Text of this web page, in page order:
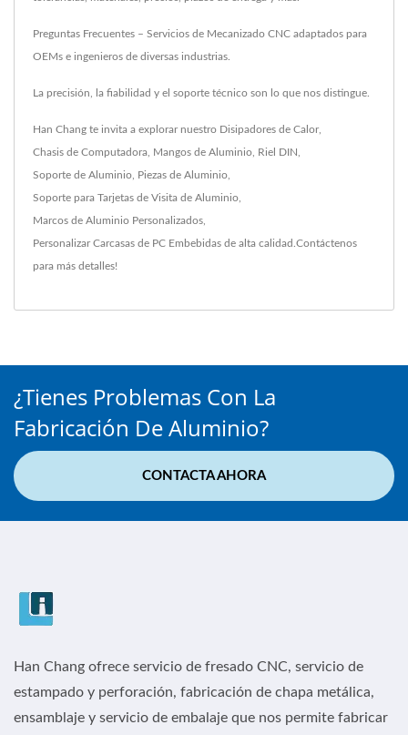
Preguntas Frecuentes – Servicios de Mecanizado CNC adaptados para
OEMs e ingenieros de diversas industrias.
La precisión, la fiabilidad y el soporte técnico son lo que nos distingue.
Han Chang te invita a explorar nuestro Disipadores de Calor,
Chasis de Computadora Mangos de Aluminio Riel DIN
Soporte de Aluminio Piezas de Aluminio
Soporte para Tarjetas de Visita de Aluminio
Marcos de Aluminio Personalizados
Personalizar Carcasas de PC Embebidas de alta calidad. Contáctenos
para más detalles!
¿Tienes Problemas Con La
Fabricación De Aluminio?
CONTACTA AHORA
Han Chang ofrece servicio de fresado CNC, servicio de
estampado y perforación, fabricación de chapa metálica,
ensamblaje y servicio de embalaje que nos permite fabricar